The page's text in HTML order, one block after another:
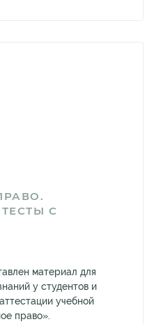
С
материал для
у студентов и
учебной
право».